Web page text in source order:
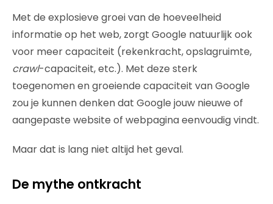
Met de explosieve groei van de hoeveelheid
informatie op het web, zorgt Google natuurlijk ook
voor meer capaciteit (rekenkracht, opslagruimte,
crawl-capaciteit, etc.). Met deze sterk
toegenomen en groeiende capaciteit van Google
zou je kunnen denken dat Google jouw nieuwe of
aangepaste website of webpagina eenvoudig vindt.
Maar dat is lang niet altijd het geval.
De mythe ontkracht